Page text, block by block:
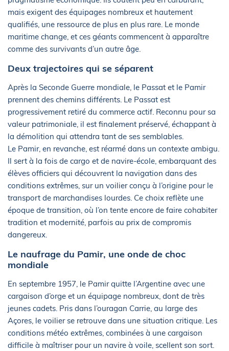
mais exigent des équipages nombreux et hautement
qualifiés, une ressource de plus en plus rare. Le monde
maritime change, et ces géants commencent à apparaître
comme des survivants d’un autre âge.
Deux trajectoires qui se séparent
Après la Seconde Guerre mondiale, le Passat et le Pamir
prennent des chemins différents. Le Passat est
progressivement retiré du commerce actif. Reconnu pour sa
valeur patrimoniale, il est finalement préservé, échappant à
la démolition qui attendra tant de ses semblables.
Le Pamir, en revanche, est réarmé dans un contexte ambigu.
Il sert à la fois de cargo et de navire-école, embarquant des
élèves officiers qui découvrent la navigation dans des
conditions extrêmes, sur un voilier conçu à l’origine pour le
transport de marchandises lourdes. Ce choix reflète une
époque de transition, où l’on tente encore de faire cohabiter
tradition et modernité, parfois au prix de compromis
dangereux.
Le naufrage du Pamir, une onde de choc
mondiale
En septembre 1957, le Pamir quitte l’Argentine avec une
cargaison d’orge et un équipage nombreux, dont de très
jeunes cadets. Pris dans l’ouragan Carrie, au large des
Açores, le voilier se retrouve dans une situation critique. Les
conditions météo extrêmes, combinées à une cargaison
difficile à maîtriser pour un navire à voile, scellent son sort.